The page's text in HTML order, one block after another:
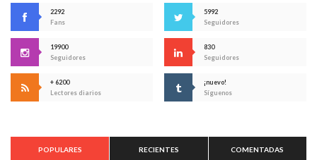
2292
Fans
5992
Seguidores
19900
Seguidores
830
Seguidores
+ 6200
Lectores diarios
¡nuevo!
Síguenos
POPULARES RECIENTES COMENTADAS